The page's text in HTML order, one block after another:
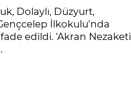
Dolaylı, Düzyurt,
İlkokulu'nda
edildi. 'Akran Nezaketi